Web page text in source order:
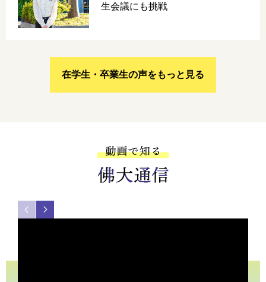
生会議にも挑戦
在学生・卒業生の声をもっと見る